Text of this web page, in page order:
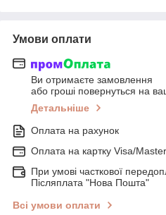
Умови оплати
Ви отримаєте замовлення
або гроші повернуться на
Детальніше
Оплата на рахунок
Оплата на картку Visa/
При умові часткової
Післяплата "Нова Пошта"
Всі умови оплати